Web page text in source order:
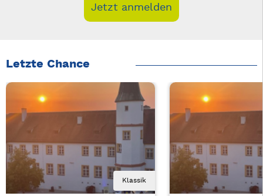
Jetzt anmelden
Letzte Chance
Klassik